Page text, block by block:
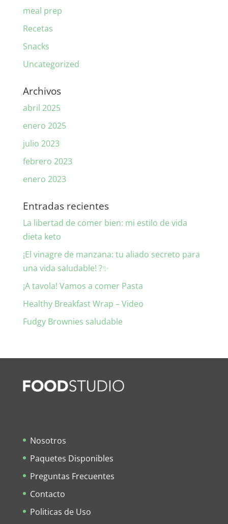
meal prep
Recetas
Snacks
Uncategorized
Archivos
abril 2025
enero 2025
julio 2023
febrero 2023
enero 2023
Entradas recientes
La libertad de comer bien: mi estilo de vida
dieta keto
¡El vinagre de manzana: tu aliado secreto para
una vida saludable! ?✨
¡A tavola! Vamos a comer Pasta
Healthy Breakfast Wrap – Video
Fudgy Brownies saludable
Nosotros
Paquetes Disponibles
Preguntas Frecuentes
Contacto
Politicas de Uso